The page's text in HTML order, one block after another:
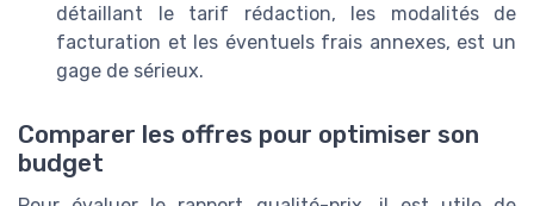
détaillant le tarif rédaction, les modalités de
facturation et les éventuels frais annexes, est un
gage de sérieux.
Comparer les offres pour optimiser son
budget